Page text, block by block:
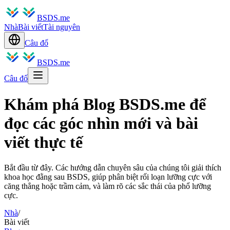
BSDS.me
NhàBài viếtTài nguyên
Câu đố
BSDS.me
Câu đố
Khám phá Blog BSDS.me để
đọc các góc nhìn mới và bài
viết thực tế
Bắt đầu từ đây. Các hướng dẫn chuyên sâu của chúng tôi giải thích
khoa học đằng sau BSDS, giúp phân biệt rối loạn lưỡng cực với
căng thẳng hoặc trầm cảm, và làm rõ các sắc thái của phổ lưỡng
cực.
Nhà/
Bài viết